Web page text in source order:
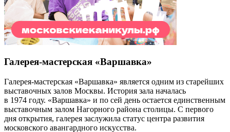
Галерея-мастерская «Варшавка»
Галерея-мастерская «Варшавка» является одним из старейших
выставочных залов Москвы. История зала началась
в 1974 году. «Варшавка» и по сей день остается единственным
выставочным залом Нагорного района столицы. С первого
дня открытия, галерея заслужила статус центра развития
московского авангардного искусства.